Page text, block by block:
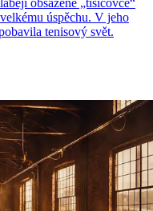
obsazené „tisícovce“
úspěchu. V jeho
tenisový svět.